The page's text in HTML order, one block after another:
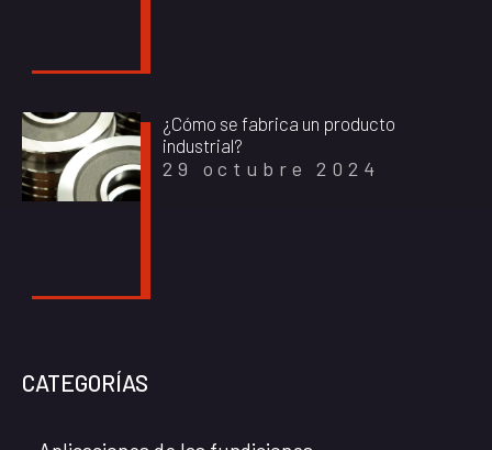
¿Cómo se fabrica un producto
industrial?
29 octubre 2024
CATEGORÍAS